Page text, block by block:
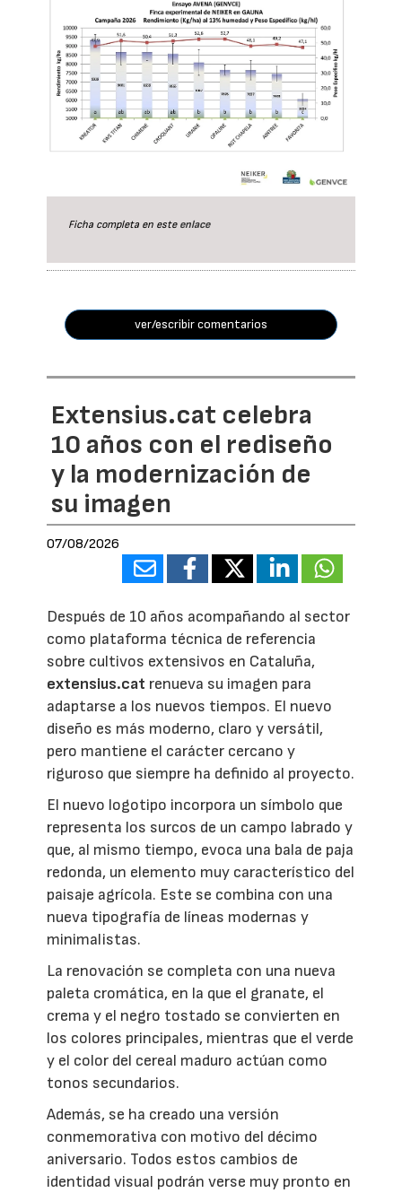
Ficha completa en este enlace
ver/escribir comentarios
Extensius.cat celebra
10 años con el rediseño
y la modernización de
su imagen
07/08/2026
Después de 10 años acompañando al sector
como plataforma técnica de referencia
sobre cultivos extensivos en Cataluña,
extensius.cat renueva su imagen para
adaptarse a los nuevos tiempos. El nuevo
diseño es más moderno, claro y versátil,
pero mantiene el carácter cercano y
riguroso que siempre ha definido al proyecto.
El nuevo logotipo incorpora un símbolo que
representa los surcos de un campo labrado y
que, al mismo tiempo, evoca una bala de paja
redonda, un elemento muy característico del
paisaje agrícola. Este se combina con una
nueva tipografía de líneas modernas y
minimalistas.
La renovación se completa con una nueva
paleta cromática, en la que el granate, el
crema y el negro tostado se convierten en
los colores principales, mientras que el verde
y el color del cereal maduro actúan como
tonos secundarios.
Además, se ha creado una versión
conmemorativa con motivo del décimo
aniversario. Todos estos cambios de
identidad visual podrán verse muy pronto en